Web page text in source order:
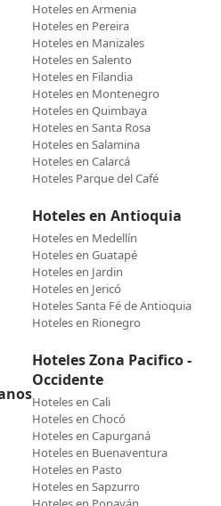
Hoteles en Armenia
Hoteles en Pereira
Hoteles en Manizales
Hoteles en Salento
Hoteles en Filandia
Hoteles en Montenegro
Hoteles en Quimbaya
Hoteles en Santa Rosa
Hoteles en Salamina
Hoteles en Calarcá
Hoteles Parque del Café
Hoteles en Antioquia
Hoteles en Medellín
Hoteles en Guatapé
Hoteles en Jardin
Hoteles en Jericó
Hoteles Santa Fé de Antioquia
Hoteles en Rionegro
Hoteles Zona Pacifico -
Occidente
Hoteles en Cali
Hoteles en Chocó
Hoteles en Capurganá
Hoteles en Buenaventura
Hoteles en Pasto
Hoteles en Sapzurro